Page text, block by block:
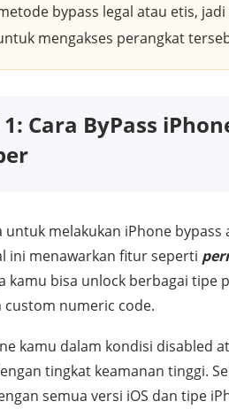
bypass legal atau etis,
mengakses perangkat
Cara ByPass
melakukan iPhone bypass
ini menawarkan fitur seperti
kamu bisa unlock berbagai tipe
custom numeric code.
kamu dalam kondisi disabled
tingkat keamanan tinggi.
semua versi iOS dan tipe